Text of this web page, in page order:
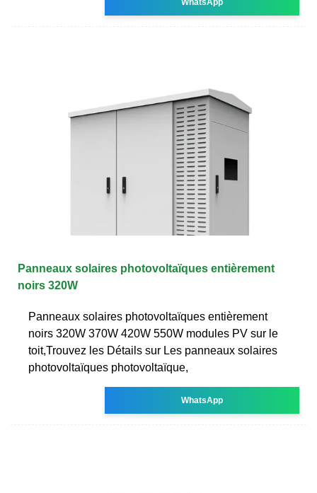
Panneaux solaires photovoltaïques entièrement
noirs 320W
Panneaux solaires photovoltaïques entièrement
noirs 320W 370W 420W 550W modules PV sur le
toit,Trouvez les Détails sur Les panneaux solaires
photovoltaïques photovoltaïque,
WhatsApp